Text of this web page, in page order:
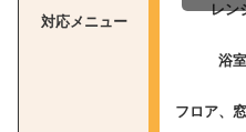
対応メニュー
レン
浴
フロア、